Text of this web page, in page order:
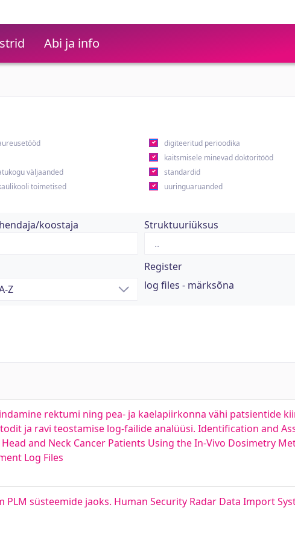
Abi ja info
digiteeritud perioodika
kaitsmisele minevad doktoritööd
väljaanded standardid
toimetised uuringuaruanded
koostaja Struktuuriüksus
Register
log files - märksõna
rektumi ning pea- ja kaelapiirkonna vähi patsientide
ja ravi teostamise log-failide analüüsi. Identification and
and Neck Cancer Patients Using the In-Vivo Dosimetry
Log Files
süsteemide jaoks. Human Security Radar Data Import